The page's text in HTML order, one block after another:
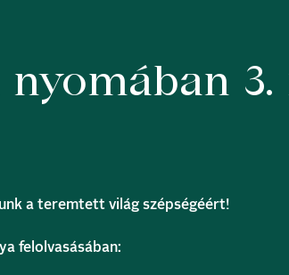
3.
a teremtett világ szépségéért!
felolvasásában: